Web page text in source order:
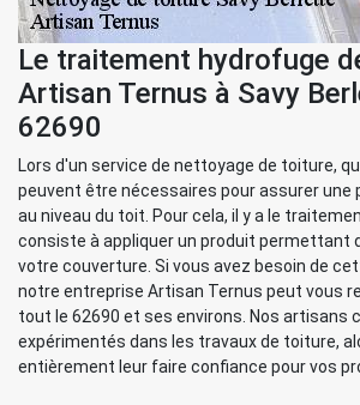
Le traitement hydrofuge
Artisan Ternus à Savy
62690
Lors d'un service de nettoyage de toiture,
peuvent être nécessaires pour assurer
au niveau du toit. Pour cela, il y a le
consiste à appliquer un produit permettant
votre couverture. Si vous avez besoin de
notre entreprise Artisan Ternus peut vous
tout le 62690 et ses environs. Nos artisans
expérimentés dans les travaux de toiture,
entièrement leur faire confiance pour vos